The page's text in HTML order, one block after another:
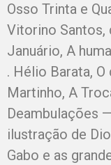
Osso Trinta e
Vitorino Santos,
Januário, A
. Hélio Barata,
Martinho, A
Deambulações
ilustração de
Gabo e as